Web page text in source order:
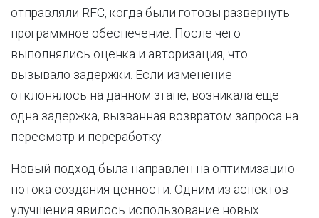
отправляли RFC, когда были готовы развернуть
программное обеспечение. После чего
выполнялись оценка и авторизация, что
вызывало задержки. Если изменение
отклонялось на данном этапе, возникала еще
одна задержка, вызванная возвратом запроса на
пересмотр и переработку.
Новый подход была направлен на оптимизацию
потока создания ценности. Одним из аспектов
улучшения явилось использование новых